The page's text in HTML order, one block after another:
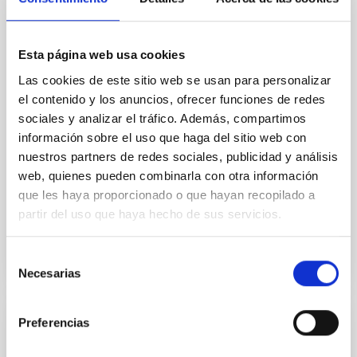
Esta página web usa cookies
Las cookies de este sitio web se usan para personalizar
el contenido y los anuncios, ofrecer funciones de redes
sociales y analizar el tráfico. Además, compartimos
información sobre el uso que haga del sitio web con
nuestros partners de redes sociales, publicidad y análisis
web, quienes pueden combinarla con otra información
que les haya proporcionado o que hayan recopilado a
partir del uso que haya hecho de sus servicios.
Necesarias
Preferencias
matter density profiles of simulated galaxies. In
temporal distribution of star formation influence the
formation of cored versus cuspy dark matter profiles.
Methods. We homogeneously analysed
Sarrato-Alós, J. et al.
Fecha de publicación: 6 2026
BIBCODE 2026A&A...710A..95S
CON ÁRBITRO